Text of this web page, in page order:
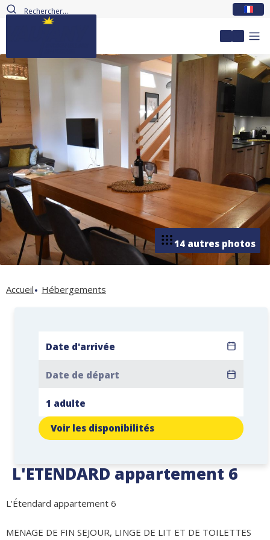
Mon
14 autres photos
Accueil Hébergements
L'ETENDARD appartement 6
L'Étendard appartement 6
MENAGE DE FIN SEJOUR, LINGE DE LIT ET DE TOILETTES
Voir les disponibilités